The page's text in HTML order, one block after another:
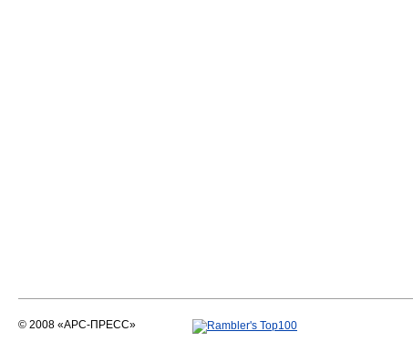
© 2008 «АРС-ПРЕСС»